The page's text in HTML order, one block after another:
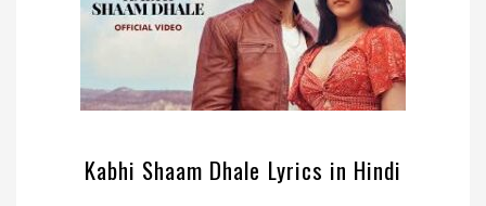
Kabhi Shaam Dhale Lyrics in Hindi